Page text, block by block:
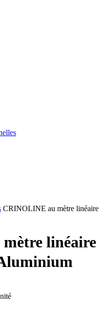
CRINOLINE au mètre linéaire
linéaire